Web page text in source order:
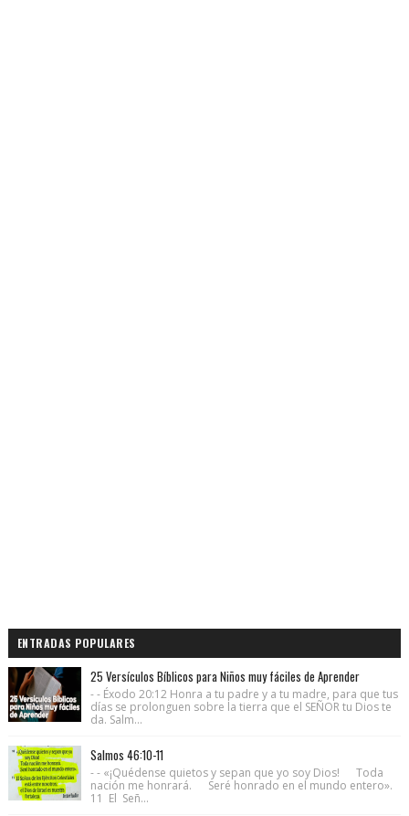
ENTRADAS POPULARES
25 Versículos Bíblicos para Niños muy fáciles de Aprender
- - Éxodo 20:12 Honra a tu padre y a tu madre, para que tus
días se prolonguen sobre la tierra que el SEÑOR tu Dios te
da. Salm...
Salmos 46:10-11
- - «¡Quédense quietos y sepan que yo soy Dios! Toda
nación me honrará. Seré honrado en el mundo entero».
11 El Señ...